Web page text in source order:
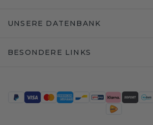
UNSERE DATENBANK
BESONDERE LINKS